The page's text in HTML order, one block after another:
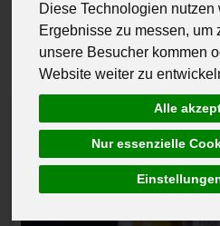
Diese Technologien
Ergebnisse zu messen, um
unsere Besucher kommen
Website weiter zu
Alle
Nur essenzielle
Hersteller